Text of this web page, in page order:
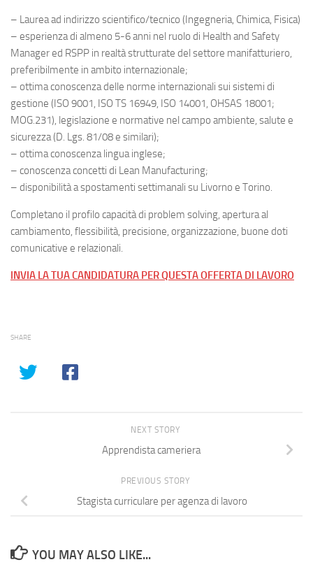
– Laurea ad indirizzo scientifico/tecnico (Ingegneria, Chimica, Fisica)
– esperienza di almeno 5-6 anni nel ruolo di Health and Safety
Manager ed RSPP in realtà strutturate del settore manifatturiero,
preferibilmente in ambito internazionale;
– ottima conoscenza delle norme internazionali sui sistemi di
gestione (ISO 9001, ISO TS 16949, ISO 14001, OHSAS 18001;
MOG.231), legislazione e normative nel campo ambiente, salute e
sicurezza (D. Lgs. 81/08 e similari);
– ottima conoscenza lingua inglese;
– conoscenza concetti di Lean Manufacturing;
– disponibilità a spostamenti settimanali su Livorno e Torino.
Completano il profilo capacità di problem solving, apertura al
cambiamento, flessibilità, precisione, organizzazione, buone doti
comunicative e relazionali.
INVIA LA TUA CANDIDATURA PER QUESTA OFFERTA DI LAVORO
SHARE
NEXT STORY
Apprendista cameriera
PREVIOUS STORY
Stagista curriculare per agenza di lavoro
YOU MAY ALSO LIKE...